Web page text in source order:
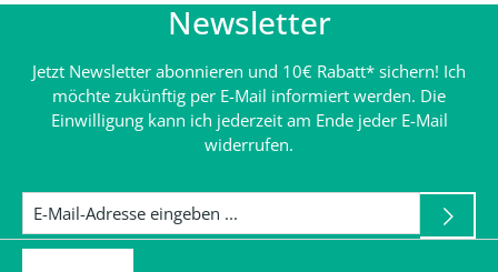
Newsletter
Jetzt Newsletter abonnieren und 10€ Rabatt* sichern! Ich
möchte zukünftig per E-Mail informiert werden. Die
Einwilligung kann ich jederzeit am Ende jeder E-Mail
widerrufen.